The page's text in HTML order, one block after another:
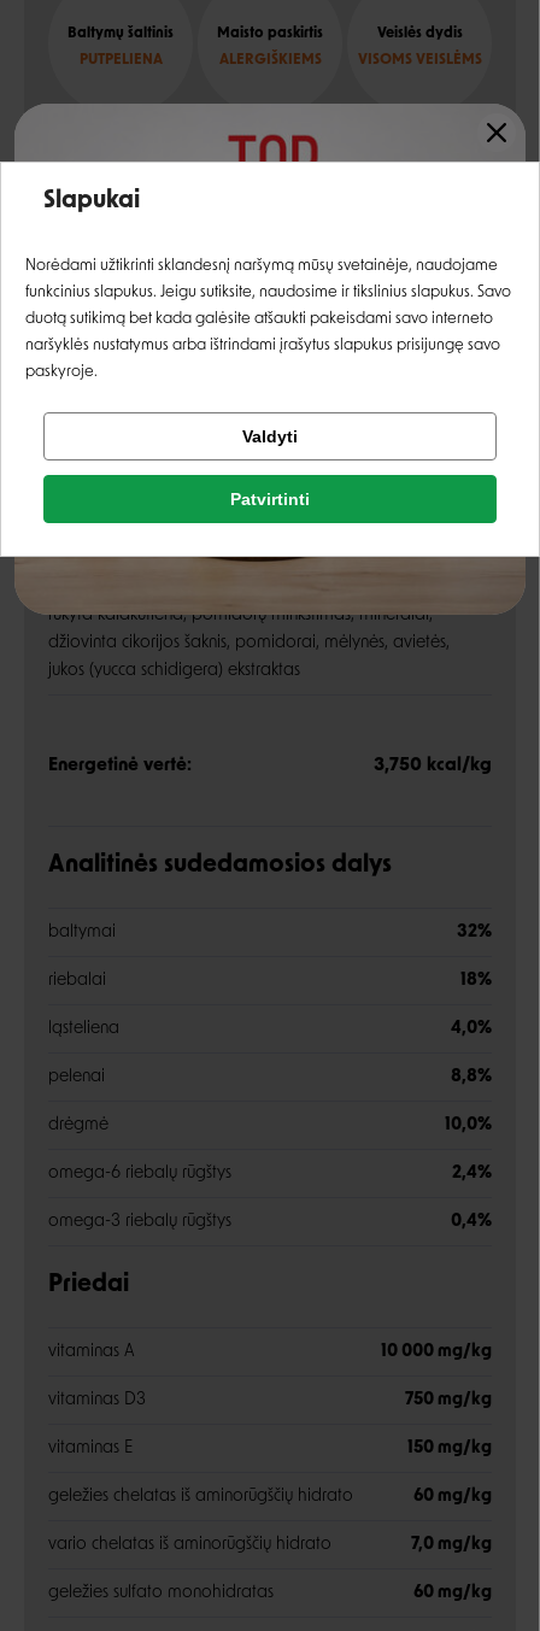
Rašyti atsiliepimą
Baltymų šaltinis
PUTPELIENA
Maisto paskirtis
ALERGIŠKIEMS
Veislės dydis
VISOMS VEISLĖMS
Sudėtis
antiena 12,5%
antienos miltai 12,5%
vištienos miltai
saldžiosios bulvės, žirniai, bulvės, vištienos riebalai,
kiaušinių produktai, vandenynų žuvų miltai, bulvių
baltymas
kepta putpeliena 1%
rukyta kalakutiena, pomidorų minkštimas, mineralai,
džiovinta cikorijos šaknis, pomidorai, mėlynės, avietės,
jukos (yucca schidigera) ekstraktas
Energetinė vertė: 3,750 kcal/kg
Analitinės sudedamosios dalys
baltymai 32%
riebalai 18%
ląsteliena 4,0%
pelenai 8,8%
drėgmė 10,0%
omega-6 riebalų rūgštys 2,4%
omega-3 riebalų rūgštys 0,4%
Priedai
vitaminas A 10 000 mg/kg
vitaminas D3 750 mg/kg
vitaminas E 150 mg/kg
geležies chelatas iš aminorūgščių hidrato 60 mg/kg
vario chelatas iš aminorūgščių hidrato 7,0 mg/kg
geležies sulfato monohidratas 60 mg/kg
Rašyti atsiliepimą
Registruotis
Facebook
Negalite prisijungti prie paskyros?
Slapukai
Norėdami užtikrinti sklandesnį naršymą mūsų svetainėje, naudojame
funkcinius slapukus. Jeigu sutiksite, naudosime ir tikslinius slapukus. Savo
duotą sutikimą bet kada galėsite atšaukti pakeisdami savo interneto
naršyklės nustatymus arba ištrindami įrašytus slapukus prisijungę savo
paskyroje.
Valdyti
Patvirtinti